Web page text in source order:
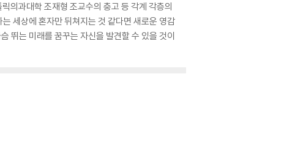
의과대학 조재형 조교수의 충고 등 각계 각층의
세상에 혼자만 뒤쳐지는 것 같다면 새로운 영감
뛰는 미래를 꿈꾸는 자신을 발견할 수 있을 것이